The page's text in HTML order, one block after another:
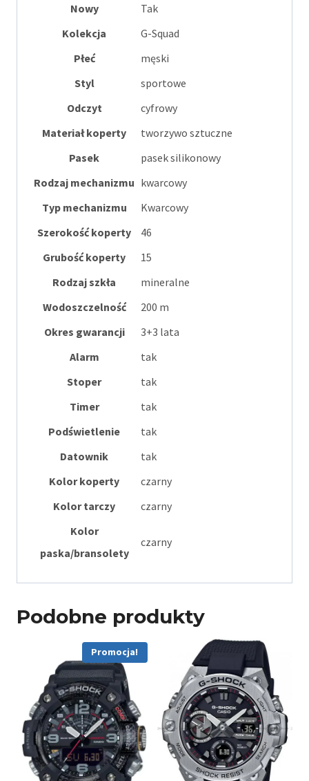
Nowy
Tak
Kolekcja
G-Squad
Płeć
męski
Styl
sportowe
Odczyt
cyfrowy
Materiał koperty
tworzywo sztuczne
Pasek
pasek silikonowy
Rodzaj mechanizmu kwarcowy
Typ mechanizmu
Kwarcowy
Szerokość koperty
46
Grubość koperty
15
Rodzaj szkła
mineralne
Wodoszczelność
200 m
Okres gwarancji
3+3 lata
Alarm
tak
Stoper
tak
Timer
tak
Podświetlenie
tak
Datownik
tak
Kolor koperty
czarny
Kolor tarczy
czarny
Kolor
paska/bransolety
czarny
Podobne produkty
Promocja!